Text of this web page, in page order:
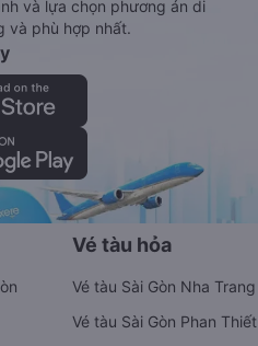
và lựa chọn phương án di
và phù hợp nhất.
Vé tàu hỏa
Vé tàu Sài Gòn Nha Trang
Vé tàu Sài Gòn Phan Thiết